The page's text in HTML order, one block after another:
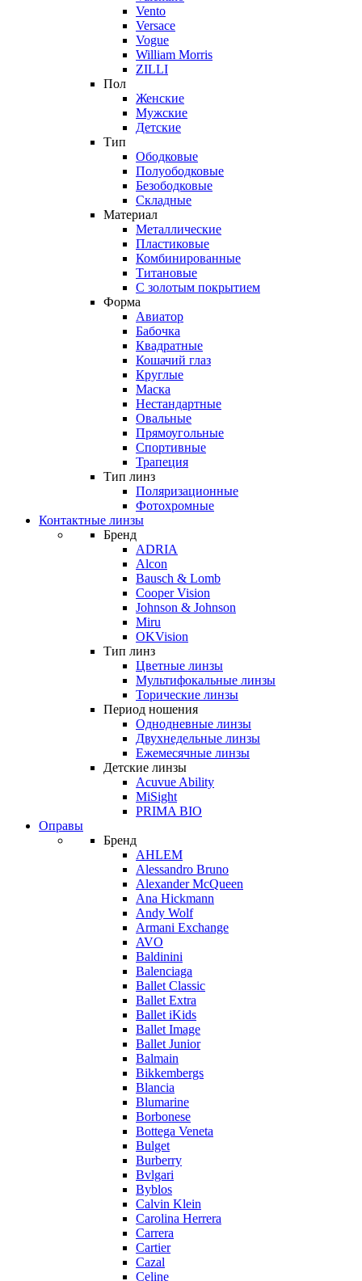
Vento
Versace
Vogue
William Morris
ZILLI
Пол
Женские
Мужские
Детские
Тип
Ободковые
Полуободковые
Безободковые
Складные
Материал
Металлические
Пластиковые
Комбинированные
Титановые
С золотым покрытием
Форма
Авиатор
Бабочка
Квадратные
Кошачий глаз
Круглые
Маска
Нестандартные
Овальные
Прямоугольные
Спортивные
Трапеция
Тип линз
Поляризационные
Фотохромные
Контактные линзы
Бренд
ADRIA
Alcon
Bausch & Lomb
Cooper Vision
Johnson & Johnson
Miru
OKVision
Тип линз
Цветные линзы
Мультифокальные линзы
Торические линзы
Период ношения
Однодневные линзы
Двухнедельные линзы
Ежемесячные линзы
Детские линзы
Acuvue Ability
MiSight
PRIMA BIO
Оправы
Бренд
AHLEM
Alessandro Bruno
Alexander McQueen
Ana Hickmann
Andy Wolf
Armani Exchange
AVO
Baldinini
Balenciaga
Ballet Classic
Ballet Extra
Ballet iKids
Ballet Image
Ballet Junior
Balmain
Bikkembergs
Blancia
Blumarine
Borbonese
Bottega Veneta
Bulget
Burberry
Bvlgari
Byblos
Calvin Klein
Carolina Herrera
Carrera
Cartier
Cazal
Celine